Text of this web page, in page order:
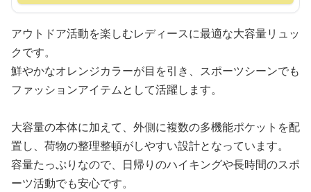
アウトドア活動を楽しむレディースに最適な大容量リュッ
クです。
鮮やかなオレンジカラーが目を引き、スポーツシーンでも
ファッションアイテムとして活躍します。
大容量の本体に加えて、外側に複数の多機能ポケットを配
置し、荷物の整理整頓がしやすい設計となっています。
容量たっぷりなので、日帰りのハイキングや長時間のスポ
ーツ活動でも安心です。